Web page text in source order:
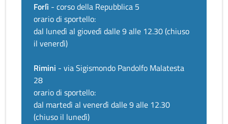
Forlì - corso della Repubblica 5
orario di sportello:
dal lunedì al giovedì dalle 9 alle 12.30 (chiuso
il venerdì)
Rimini - via Sigismondo Pandolfo Malatesta
28
orario di sportello:
dal martedì al venerdì dalle 9 alle 12.30
(chiuso il lunedì)